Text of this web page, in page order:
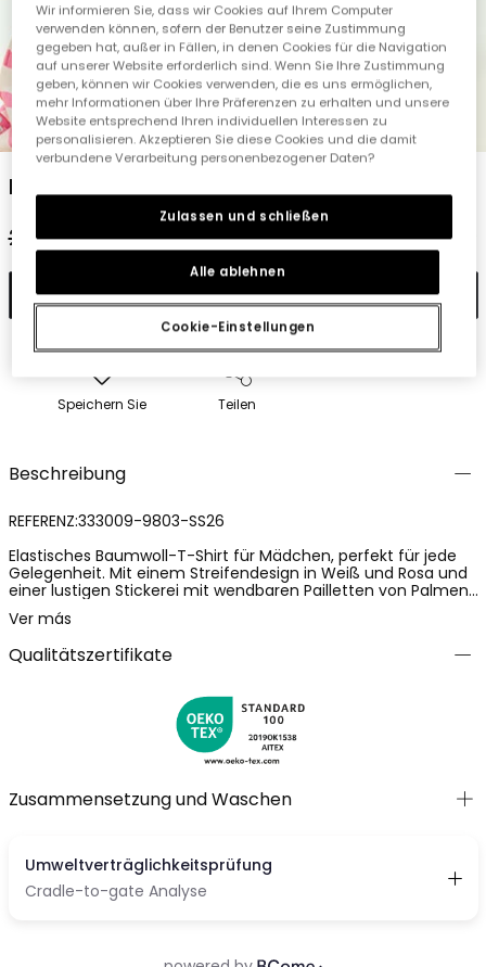
1 2 3 4 5 6
Mädchen T-Shirt Baumwolle Streifen
25,95 € 12,95 € 10,35 €
In den Warenkorb
Speichern Sie Teilen
Beschreibung
REFERENZ:333009-9803-SS26
Elastisches Baumwoll-T-Shirt für Mädchen, perfekt für jede
Gelegenheit. Mit einem Streifendesign in Weiß und Rosa und
einer lustigen Stickerei mit wendbaren Pailletten von Palmen
in der Mitte. Die langen Ärmel und der Rundhalsausschnitt
bieten Komfort an kühlen Tagen. Erhältlich in Größen von 12
Monaten bis 10 Jahren, lässt sich dieses Kleidungsstück leicht
mit Hosen oder Röcken für einen lässigen und bequemen
in die Garderobe der Kleinen zu bringen.
Ver más
Qualitätszertifikate
Zusammensetzung und Waschen
Wir informieren Sie, dass wir Cookies auf Ihrem Computer
verwenden können, sofern der Benutzer seine Zustimmung
gegeben hat, außer in Fällen, in denen Cookies für die Navigation
auf unserer Website erforderlich sind. Wenn Sie Ihre Zustimmung
geben, können wir Cookies verwenden, die es uns ermöglichen,
mehr Informationen über Ihre Präferenzen zu erhalten und unsere
Website entsprechend Ihren individuellen Interessen zu
personalisieren. Akzeptieren Sie diese Cookies und die damit
verbundene Verarbeitung personenbezogener Daten?
Cookie-Einstellungen
Alle ablehnen
Zulassen und schließen